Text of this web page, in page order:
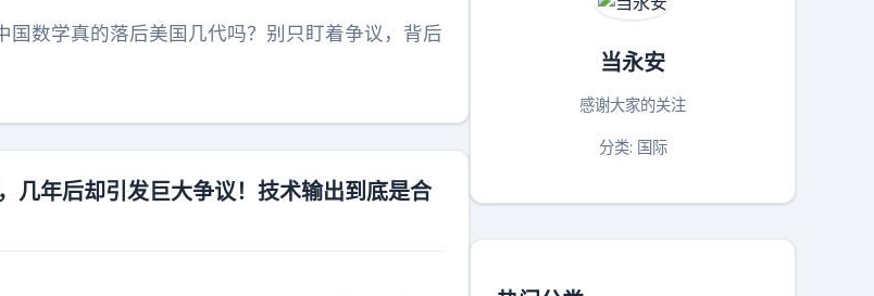
国数学真的落后美国几代吗？别只盯着争议，背后
几年后却引发巨大争议！技术输出到底是合
当永安
感谢大家的关注
分类: 国际